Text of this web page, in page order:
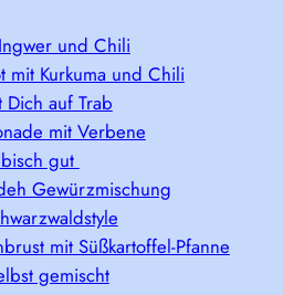
und Chili
mit Kurkuma und Chili
auf Trab
mit Verbene
gut
Gewürzmischung
mit Süßkartoffel-Pfanne
gemischt